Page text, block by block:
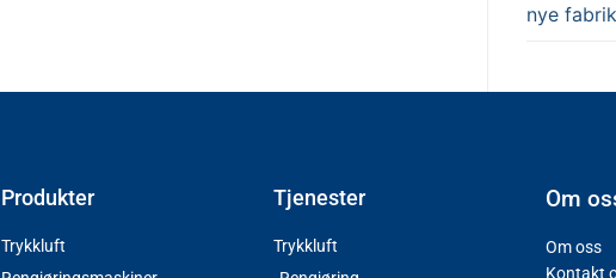
nye
Produkter
Trykkluft
Tjenester
Trykkluft
Om
Om oss
Kontakt